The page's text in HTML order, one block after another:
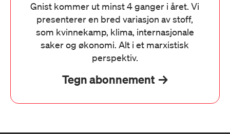
Gnist kommer ut minst 4 ganger i året. Vi
presenterer en bred variasjon av stoff,
som kvinnekamp, klima, internasjonale
saker og økonomi. Alt i et marxistisk
perspektiv.
Tegn abonnement